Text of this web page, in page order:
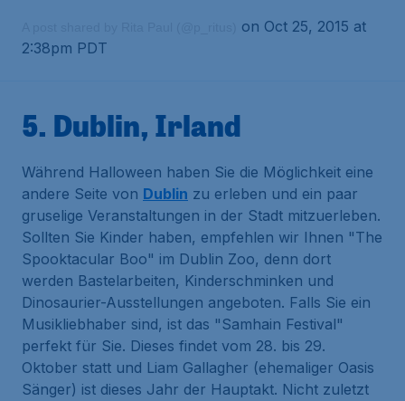
on Oct 25, 2015 at
2:38pm PDT
5. Dublin, Irland
Während Halloween haben Sie die Möglichkeit eine
andere Seite von Dublin zu erleben und ein paar
gruselige Veranstaltungen in der Stadt mitzuerleben.
Sollten Sie Kinder haben, empfehlen wir Ihnen "The
Spooktacular Boo" im Dublin Zoo, denn dort
werden Bastelarbeiten, Kinderschminken und
Dinosaurier-Ausstellungen angeboten. Falls Sie ein
Musikliebhaber sind, ist das "Samhain Festival"
perfekt für Sie. Dieses findet vom 28. bis 29.
Oktober statt und Liam Gallagher (ehemaliger Oasis
Sänger) ist dieses Jahr der Hauptakt. Nicht zuletzt